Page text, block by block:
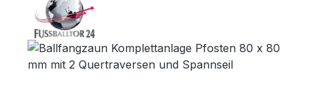
Bildergalerie überspringen